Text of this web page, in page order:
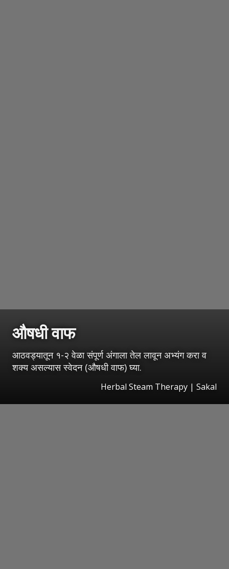
औषधी वाफ
आठवड्यातून १-२ वेळा संपूर्ण अंगाला तेल लावून अभ्यंग करा व
शक्य असल्यास स्वेदन (औषधी वाफ) घ्या.
Herbal Steam Therapy | Sakal